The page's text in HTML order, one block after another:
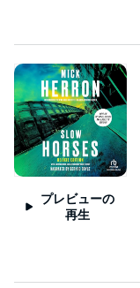
プレビューの
再生